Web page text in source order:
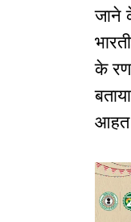
जाने
के
आहत